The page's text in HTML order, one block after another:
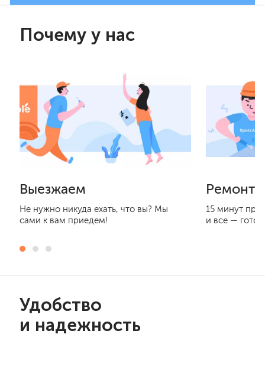
Почему у нас
Выезжаем
Не нужно никуда ехать, что вы? Мы
сами к вам приедем!
15 минут
и все —
Удобство
и надежность